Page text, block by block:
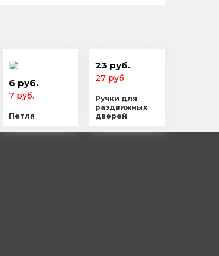
6 руб.
7 руб.
Петля
23 руб.
27 руб.
Ручки для
раздвижных
дверей